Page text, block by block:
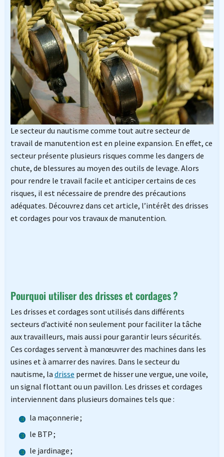
Le secteur du nautisme comme tout autre secteur de
travail de manutention est en pleine expansion. En effet, ce
secteur présente plusieurs risques comme les dangers de
chute, de blessures au moyen des outils de levage. Alors
pour rendre le travail facile et anticiper certains de ces
risques, il est nécessaire de prendre des précautions
adéquates. Découvrez dans cet article, l’intérêt des drisses
et cordages pour vos travaux de manutention.
Pourquoi utiliser des drisses et cordages ?
Les drisses et cordages sont utilisés dans différents
secteurs d’activité non seulement pour faciliter la tâche
aux travailleurs, mais aussi pour garantir leurs sécurités.
Ces cordages servent à manœuvrer des machines dans les
usines et à amarrer des navires. Dans le secteur du
nautisme, la drisse permet de hisser une vergue, une voile,
un signal flottant ou un pavillon. Les drisses et cordages
interviennent dans plusieurs domaines tels que :
la maçonnerie ;
le BTP ;
le jardinage ;